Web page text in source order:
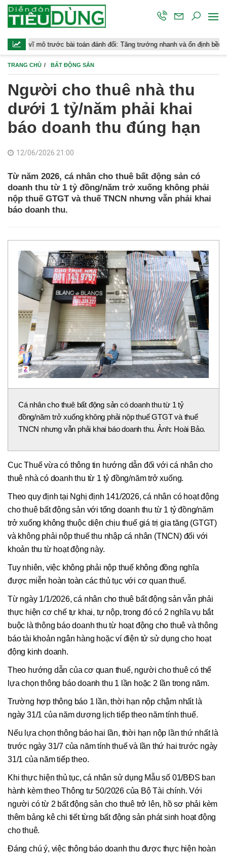
bài toán đánh đổi: Tăng trưởng nhanh và ổn định bền vững
TRANG CHỦ BẤT ĐỘNG SẢN
Người cho thuê nhà thu
dưới 1 tỷ/năm phải khai
báo doanh thu đúng hạn
12/06/2026 21:00
Từ năm 2026, cá nhân cho thuê bất động sản có
doanh thu từ 1 tỷ đồng/năm trở xuống không phải
nộp thuế GTGT và thuế TNCN nhưng vẫn phải khai
báo doanh thu.
Cá nhân cho thuê bất động sản có doanh thu từ 1 tỷ
đồng/năm trở xuống không phải nộp thuế GTGT và thuế
TNCN nhưng vẫn phải khai báo doanh thu. Ảnh: Hoài Bảo.
Cục Thuế vừa có thông tin hướng dẫn đối với cá nhân cho
thuê nhà có doanh thu từ 1 tỷ đồng/năm trở xuống.
Theo quy định tại Nghị định 141/2026, cá nhân có hoạt động
cho thuê bất động sản với tổng doanh thu từ 1 tỷ đồng/năm
trở xuống không thuộc diện chịu thuế giá trị gia tăng (GTGT)
và không phải nộp thuế thu nhập cá nhân (TNCN) đối với
khoản thu từ hoạt động này.
Tuy nhiên, việc không phải nộp thuế không đồng nghĩa
được miễn hoàn toàn các thủ tục với cơ quan thuế.
Từ ngày 1/1/2026, cá nhân cho thuê bất động sản vẫn phải
thực hiện cơ chế tự khai, tự nộp, trong đó có 2 nghĩa vụ bắt
buộc là thông báo doanh thu từ hoạt động cho thuê và thông
báo tài khoản ngân hàng hoặc ví điện tử sử dụng cho hoạt
động kinh doanh.
Theo hướng dẫn của cơ quan thuế, người cho thuê có thể
lựa chọn thông báo doanh thu 1 lần hoặc 2 lần trong năm.
Trường hợp thông báo 1 lần, thời hạn nộp chậm nhất là
ngày 31/1 của năm dương lịch tiếp theo năm tính thuế.
Nếu lựa chọn thông báo hai lần, thời hạn nộp lần thứ nhất là
trước ngày 31/7 của năm tính thuế và lần thứ hai trước ngày
31/1 của năm tiếp theo.
Khi thực hiện thủ tục, cá nhân sử dụng Mẫu số 01/BĐS ban
hành kèm theo Thông tư 50/2026 của Bộ Tài chính. Với
người có từ 2 bất động sản cho thuê trở lên, hồ sơ phải kèm
thêm bảng kê chi tiết từng bất động sản phát sinh hoạt động
cho thuê.
Đáng chú ý, việc thông báo doanh thu được thực hiện hoàn